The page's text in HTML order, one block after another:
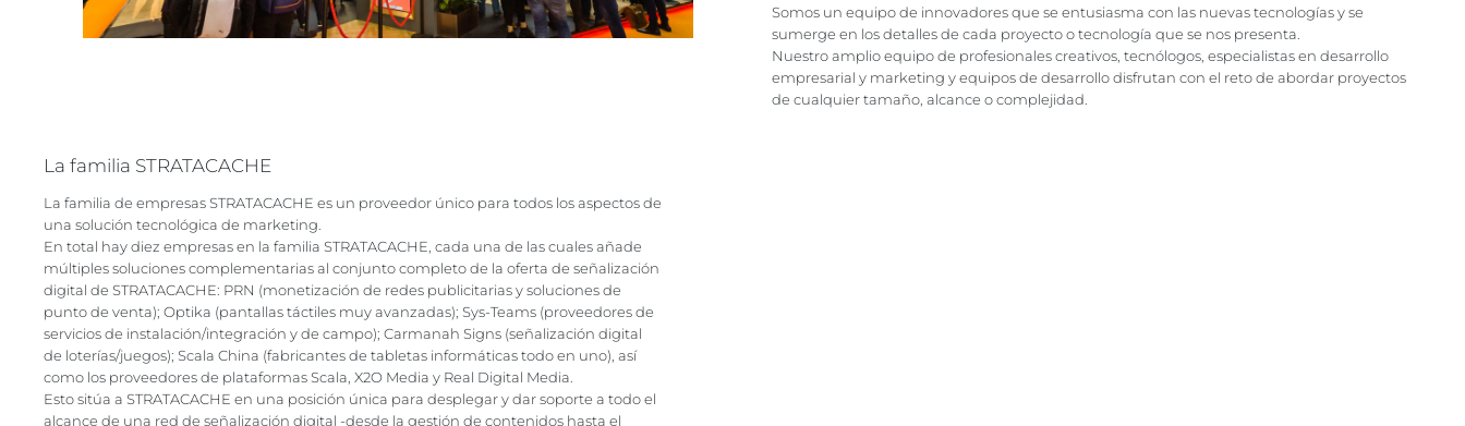
Somos un equipo de innovadores que se entusiasma con las nuevas tecnologías y se
sumerge en los detalles de cada proyecto o tecnología que se nos presenta.
Nuestro amplio equipo de profesionales creativos, tecnólogos, especialistas en desarrollo
empresarial y marketing y equipos de desarrollo disfrutan con el reto de abordar proyectos
de cualquier tamaño, alcance o complejidad.
La familia STRATACACHE
La familia de empresas STRATACACHE es un proveedor único para todos los aspectos de
una solución tecnológica de marketing.
En total hay diez empresas en la familia STRATACACHE, cada una de las cuales añade
múltiples soluciones complementarias al conjunto completo de la oferta de señalización
digital de STRATACACHE: PRN (monetización de redes publicitarias y soluciones de
punto de venta); Optika (pantallas táctiles muy avanzadas); Sys-Teams (proveedores de
servicios de instalación/integración y de campo); Carmanah Signs (señalización digital
de loterías/juegos); Scala China (fabricantes de tabletas informáticas todo en uno), así
como los proveedores de plataformas Scala, X2O Media y Real Digital Media.
Esto sitúa a STRATACACHE en una posición única para desplegar y dar soporte a todo el
alcance de una red de señalización digital -desde la gestión de contenidos hasta el